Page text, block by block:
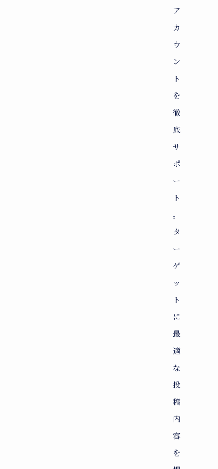
ア
カ
ウ
ン
ト
を
徹
底
サ
ポ
ー
ト
。
タ
ー
ゲ
ッ
ト
に
最
適
な
投
稿
内
容
を